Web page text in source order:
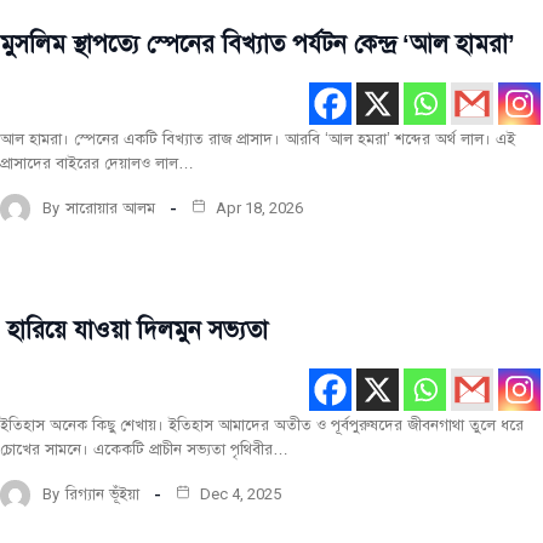
স্থাপত্য
মুসলিম স্থাপত্যে স্পেনের বিখ্যাত পর্যটন কেন্দ্র ‘আল হামরা’
আল হামরা। স্পেনের একটি বিখ্যাত রাজ প্রাসাদ। আরবি ‘আল হমরা’ শব্দের অর্থ লাল। এই
প্রাসাদের বাইরের দেয়ালও লাল…
By সারোয়ার আলম Apr 18, 2026
বিশ্ব
হারিয়ে যাওয়া দিলমুন সভ্যতা
ইতিহাস অনেক কিছু শেখায়। ইতিহাস আমাদের অতীত ও পূর্বপুরুষদের জীবনগাথা তুলে ধরে
চোখের সামনে। একেকটি প্রাচীন সভ্যতা পৃথিবীর…
By রিগ্যান ভূঁইয়া Dec 4, 2025